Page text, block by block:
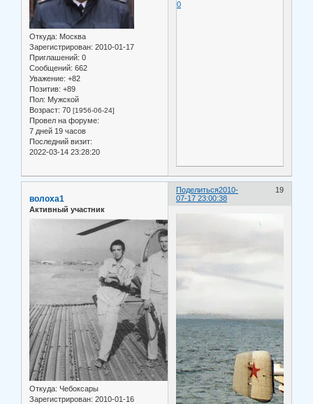
Откуда: Москва
Зарегистрирован: 2010-01-17
Приглашений: 0
Сообщений: 662
Уважение: +82
Позитив: +89
Пол: Мужской
Возраст: 70 [1956-06-24]
Провел на форуме:
7 дней 19 часов
Последний визит:
2022-03-14 23:28:20
0
Поделиться 19
2010-
07-17 23:00:38
волоха1
Активный участник
Откуда: Чебоксары
Зарегистрирован: 2010-01-16